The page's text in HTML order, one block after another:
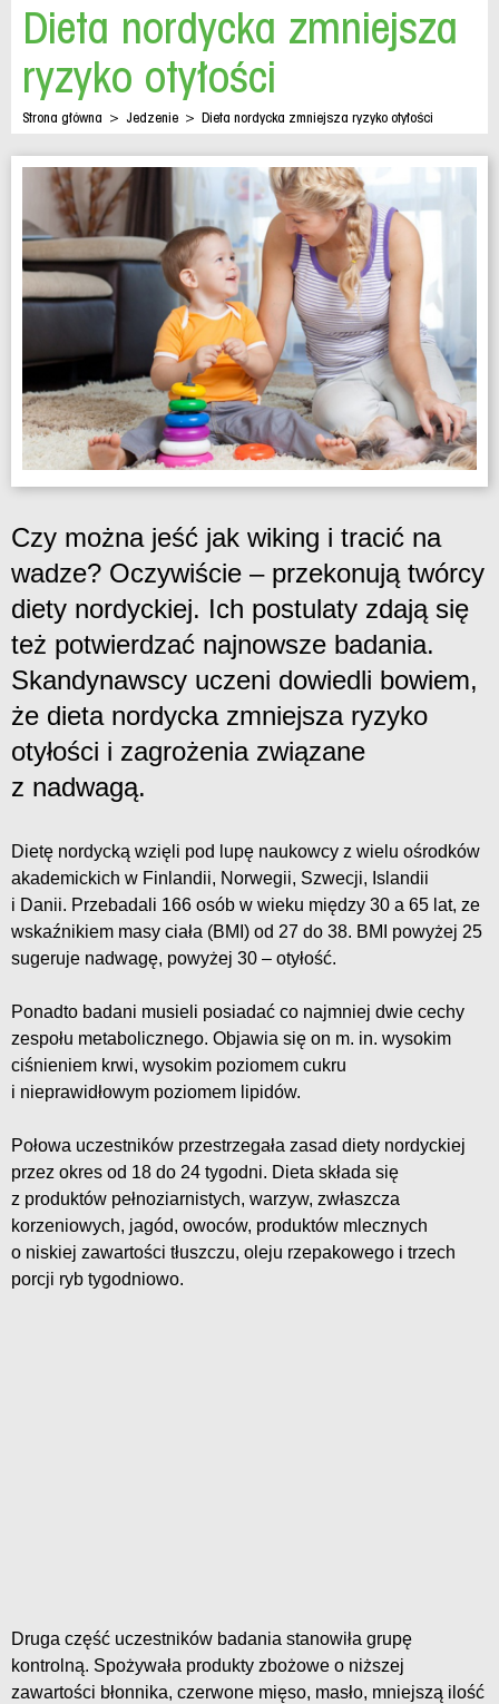
Dieta nordycka zmniejsza
ryzyko otyłości
Strona główna > Jedzenie > Dieta nordycka zmniejsza ryzyko otyłości
Czy można jeść jak wiking i tracić na
wadze? Oczywiście – przekonują twórcy
diety nordyckiej. Ich postulaty zdają się
też potwierdzać najnowsze badania.
Skandynawscy uczeni dowiedli bowiem,
że dieta nordycka zmniejsza ryzyko
otyłości i zagrożenia związane
z nadwagą.
Dietę nordycką wzięli pod lupę naukowcy z wielu ośrodków
akademickich w Finlandii, Norwegii, Szwecji, Islandii
i Danii. Przebadali 166 osób w wieku między 30 a 65 lat, ze
wskaźnikiem masy ciała (BMI) od 27 do 38. BMI powyżej 25
sugeruje nadwagę, powyżej 30 – otyłość.
Ponadto badani musieli posiadać co najmniej dwie cechy
zespołu metabolicznego. Objawia się on m. in. wysokim
ciśnieniem krwi, wysokim poziomem cukru
i nieprawidłowym poziomem lipidów.
Połowa uczestników przestrzegała zasad diety nordyckiej
przez okres od 18 do 24 tygodni. Dieta składa się
z produktów pełnoziarnistych, warzyw, zwłaszcza
korzeniowych, jagód, owoców, produktów mlecznych
o niskiej zawartości tłuszczu, oleju rzepakowego i trzech
porcji ryb tygodniowo.
Druga część uczestników badania stanowiła grupę
kontrolną. Spożywała produkty zbożowe o niższej
zawartości błonnika, czerwone mięso, masło, mniejszą ilość